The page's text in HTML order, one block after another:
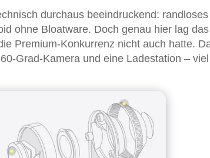
durchaus beeindruckend:
ohne Bloatware. Doch genau hier lag
Premium-Konkurrenz nicht auch hatte.
Grad-Kamera und eine Ladestation –